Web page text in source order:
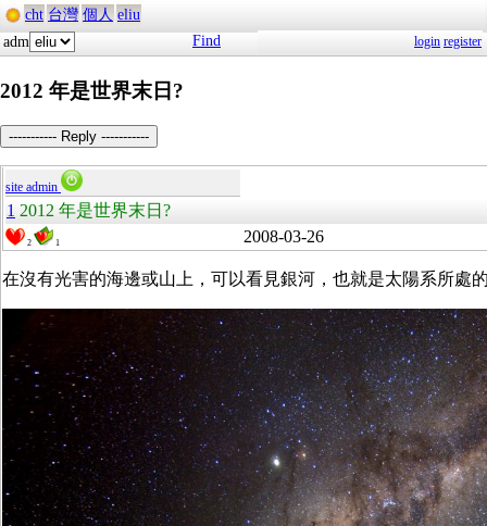
cht 台灣 個人 eliu
adm
Find login register
2012 年是世界末日?
----------- Reply -----------
site admin
1 2012 年是世界末日?
2 1 2008-03-26
在沒有光害的海邊或山上，可以看見銀河，也就是太陽系所處